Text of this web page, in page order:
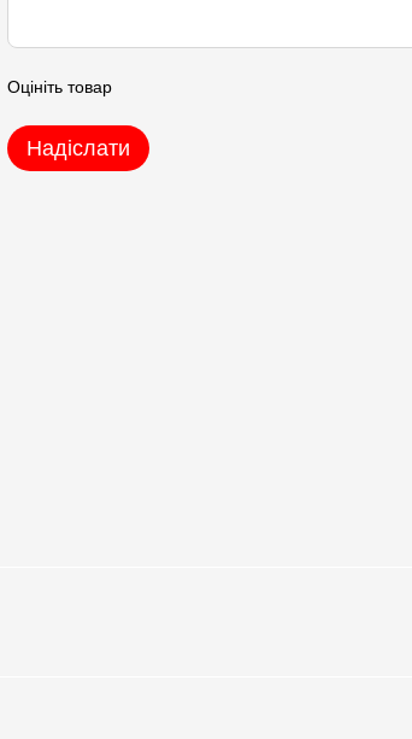
Оцініть товар
Надіслати